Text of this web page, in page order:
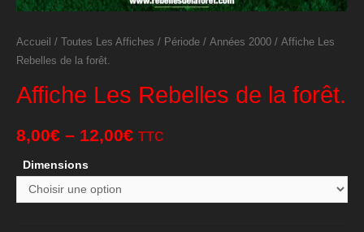
Accueil / Toutes Les Affiches / Période / Années 2000 / Affiche Les
Rebelles de la forêt.
Affiche Les Rebelles de la forêt.
8,00€ – 12,00€ TTC
Dimensions